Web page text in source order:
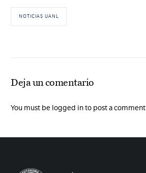
NOTICIAS UANL
Deja un comentario
You must be logged in to post a comment.